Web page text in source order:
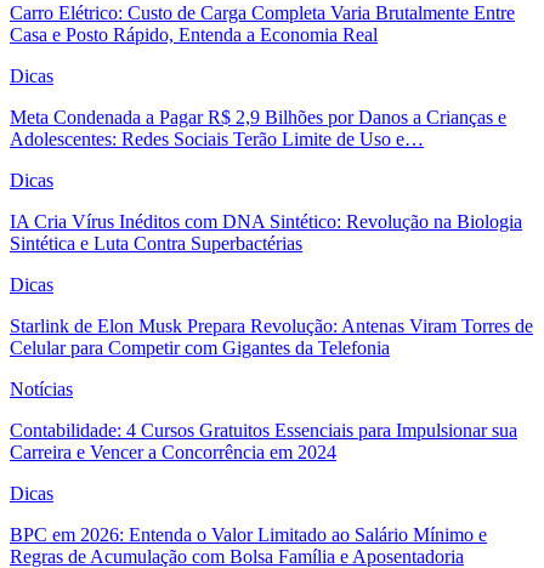
Carro Elétrico: Custo de Carga Completa Varia Brutalmente Entre
Casa e Posto Rápido, Entenda a Economia Real
Dicas
Meta Condenada a Pagar R$ 2,9 Bilhões por Danos a Crianças e
Adolescentes: Redes Sociais Terão Limite de Uso e…
Dicas
IA Cria Vírus Inéditos com DNA Sintético: Revolução na Biologia
Sintética e Luta Contra Superbactérias
Dicas
Starlink de Elon Musk Prepara Revolução: Antenas Viram Torres de
Celular para Competir com Gigantes da Telefonia
Notícias
Contabilidade: 4 Cursos Gratuitos Essenciais para Impulsionar sua
Carreira e Vencer a Concorrência em 2024
Dicas
BPC em 2026: Entenda o Valor Limitado ao Salário Mínimo e
Regras de Acumulação com Bolsa Família e Aposentadoria